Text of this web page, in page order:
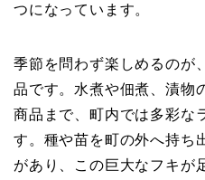
つになっています。
季節を問わず楽しめるのが
品です。水煮や佃煮、漬物
商品まで、町内では多彩な
す。種や苗を町の外へ持ち
があり、この巨大なフキが